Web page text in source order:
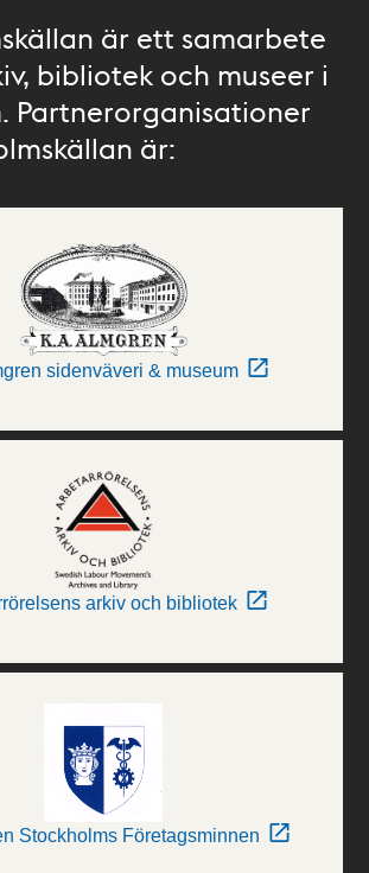
är ett samarbete
bibliotek och museer i
Partnerorganisationer
är:
sidenväveri & museum
arkiv och bibliotek
Stockholms Företagsminnen